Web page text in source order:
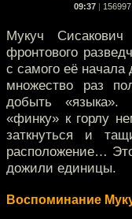
09:37
Мукуч
фронтового
с самого её начала
множество раз
добыть «языка».
«финку» к горлу
заткнуться и
расположение…
дожили единицы.
Воспоминание